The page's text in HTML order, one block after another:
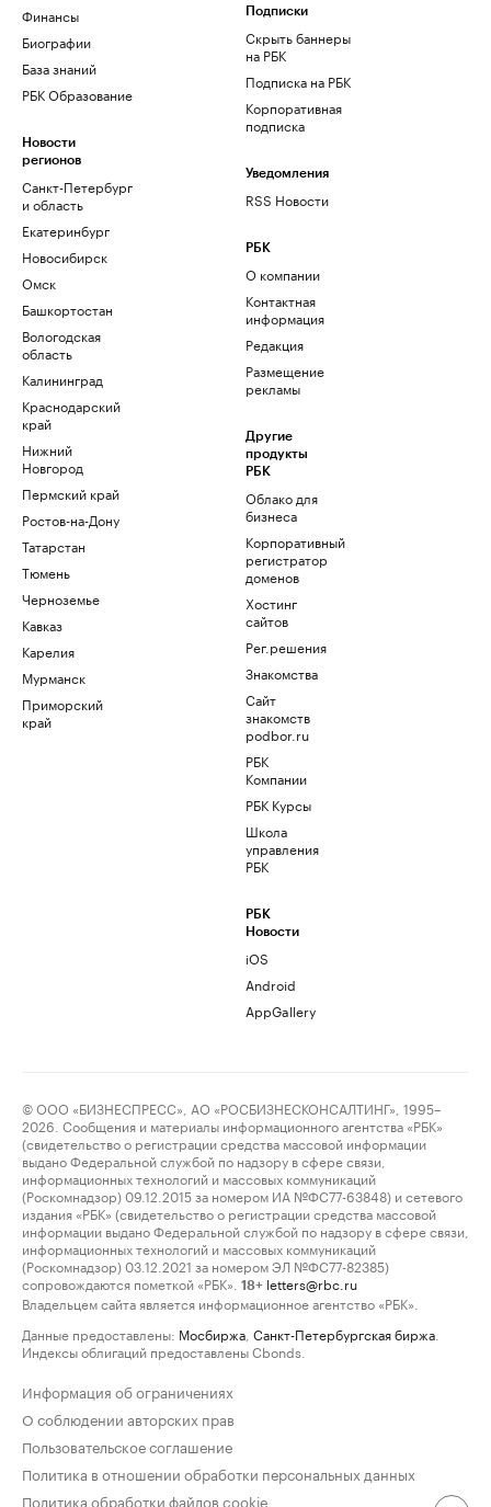
Финансы
Биографии
База знаний
РБК Образование
Новости
регионов
Санкт-Петербург
и область
Екатеринбург
Новосибирск
Омск
Башкортостан
Вологодская
область
Калининград
Краснодарский
край
Нижний
Новгород
Пермский край
Ростов-на-Дону
Татарстан
Тюмень
Черноземье
Кавказ
Карелия
Мурманск
Приморский
край
Подписки
Скрыть баннеры
на РБК
Подписка на РБК
Корпоративная
подписка
Уведомления
RSS Новости
РБК
О компании
Контактная
информация
Редакция
Размещение
рекламы
Другие
продукты
РБК
Облако для
бизнеса
Корпоративный
регистратор
доменов
Хостинг
сайтов
Рег.решения
Знакомства
Сайт
знакомств
podbor.ru
РБК
Компании
РБК Курсы
Школа
управления
РБК
РБК
Новости
iOS
Android
AppGallery
© ООО «БИЗНЕСПРЕСС», АО «РОСБИЗНЕСКОНСАЛТИНГ», 1995–
2026. Сообщения и материалы информационного агентства «РБК»
(свидетельство о регистрации средства массовой информации
выдано Федеральной службой по надзору в сфере связи,
информационных технологий и массовых коммуникаций
(Роскомнадзор) 09.12.2015 за номером ИА №ФС77-63848) и сетевого
издания «РБК» (свидетельство о регистрации средства массовой
информации выдано Федеральной службой по надзору в сфере связи,
информационных технологий и массовых коммуникаций
(Роскомнадзор) 03.12.2021 за номером ЭЛ №ФС77-82385)
сопровождаются пометкой «РБК».
18+ letters@rbc.ru
Владельцем сайта является информационное агентство «РБК».
Данные предоставлены: Мосбиржа Санкт-Петербургская биржа
Индексы облигаций предоставлены Cbonds.
Информация об ограничениях
О соблюдении авторских прав
Пользовательское соглашение
Политика в отношении обработки персональных данных
Политика обработки файлов cookie